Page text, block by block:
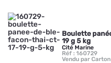
Boulette
19 g 5 kg
Cité Marine
Réf : 160729
Vendu par Carton